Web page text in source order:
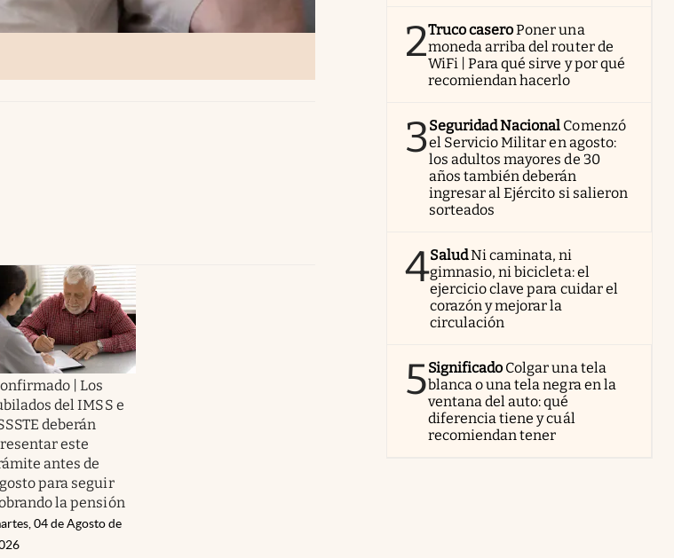
| Los
del IMSS e
deberán
este
antes de
para seguir
la pensión
04 de Agosto de
2Truco caseroPoner una
moneda arriba del router de
WiFi | Para qué sirve y por qué
recomiendan hacerlo
3Seguridad Nacional Comenzó
el Servicio Militar en agosto:
los adultos mayores de 30
años también deberán
ingresar al Ejército si salieron
sorteados
4SaludNi caminata, ni
gimnasio, ni bicicleta: el
ejercicio clave para cuidar el
corazón y mejorar la
circulación
5Significado Colgar una tela
blanca o una tela negra en la
ventana del auto: qué
diferencia tiene y cuál
recomiendan tener